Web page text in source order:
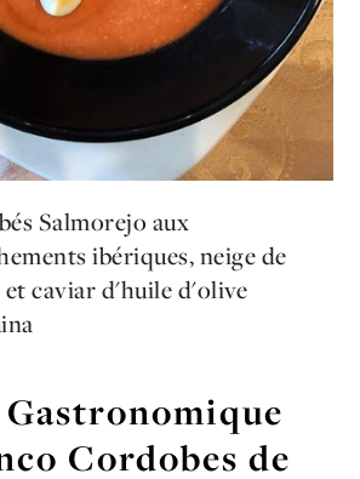
Salmorejo aux
ibériques, neige de
et caviar d'huile d'olive
Cordobes de